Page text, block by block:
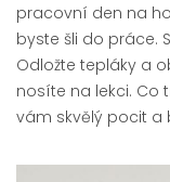
pracovní den na
byste šli do práce.
Odložte tepláky a
nosíte na lekci. Co
vám skvělý pocit a